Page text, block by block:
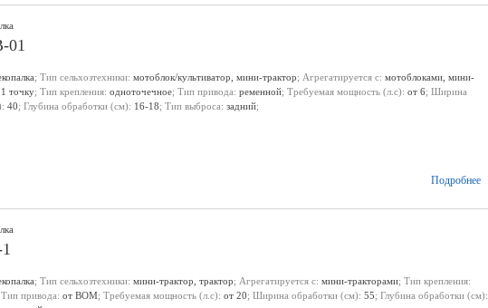
01
; Тип сельхозтехники: мотоблок/культиватор, мини-трактор; Агрегатируется с: мотоблоками, мини-
точку; Тип крепления: одноточечное; Тип привода: ременной; Требуемая мощность (л.с): от 6; Ширина
40; Глубина обработки (см): 16-18; Тип выброса: задний;
Подробнее
; Тип сельхозтехники: мини-трактор, трактор; Агрегатируется с: мини-тракторами; Тип крепления:
Тип привода: от ВОМ; Требуемая мощность (л.с): от 20; Ширина обработки (см): 55; Глубина обработки (см):